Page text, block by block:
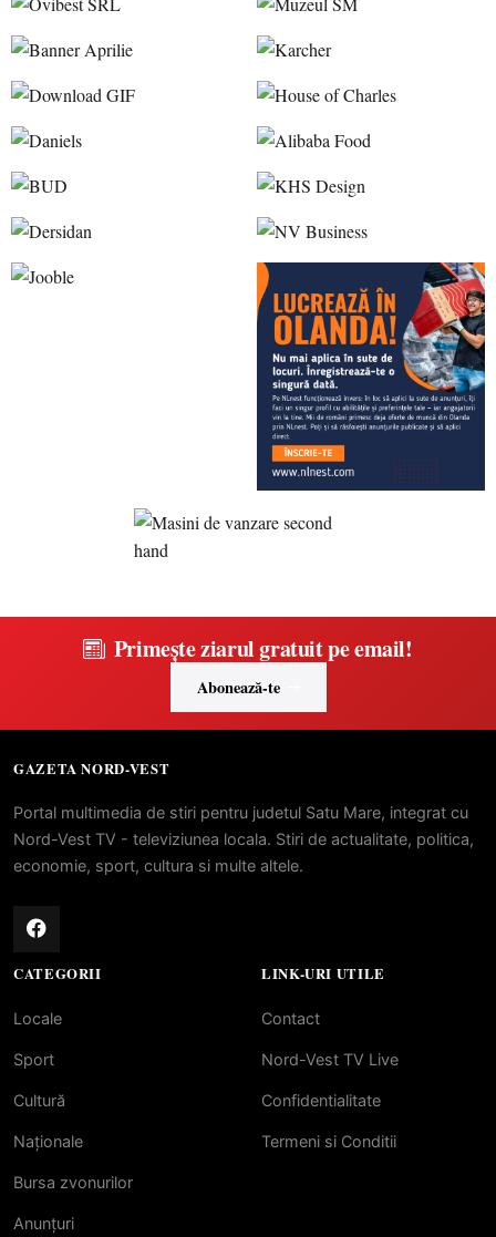
Primește ziarul gratuit pe email!
Abonează-te
GAZETA NORD-VEST
Portal multimedia de stiri pentru judetul Satu Mare, integrat cu
Nord-Vest TV - televiziunea locala. Stiri de actualitate, politica,
economie, sport, cultura si multe altele.
CATEGORII
Locale
Sport
Cultură
Naționale
Bursa zvonurilor
Anunțuri
LINK-URI UTILE
Contact
Nord-Vest TV Live
Confidentialitate
Termeni si Conditii